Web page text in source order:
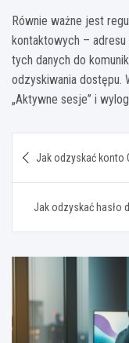
Równie ważne jest
kontaktowych –
tych danych do
odzyskiwania dostępu.
„Aktywne sesje” i
wpisu
Jak odzyskać konto
Jak odzyskać hasło